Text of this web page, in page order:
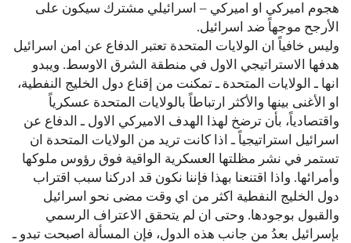
هجوم اميركي او اميركي – اسرائيلي مشترك سيكون على
الأرجح موجهاً ضد اسرائيل.
وليس خافياً ان الولايات المتحدة تعتبر الدفاع عن امن اسرائيل
هدفها الاستراتيجي الاول في منطقة الشرق الاوسط. ويبدو
انها ـ الولايات المتحدة ـ تمكنت من إقناع دول الخليج النفطية،
او الأغنى بينها والأكثر ارتباطاً بالولايات المتحدة عسكرياً
واقتصادياً، بأن ترضخ لهذا الهدف الاميركي الاول ـ الدفاع عن
اسرائيل استراتيجياً ـ اذا كانت تريد من الولايات المتحدة ان
تستمر في نشر مظلتها العسكرية الواقية فوق رؤوس ملوكها
وأمرائها. واذا اقتنعنا بهذا فإننا نكون قد ادركنا سبب اقتراب
دول الخليج النفطية اكثر من اي وقت مضى نحو اسرائيل
والقبول بوجودها. وحتى ان لم يتحقق الاعتراف الرسمي
بإسرائيل بعدُ من جانب هذه الدول، فإن المسألة اصبحت تبدو ـ